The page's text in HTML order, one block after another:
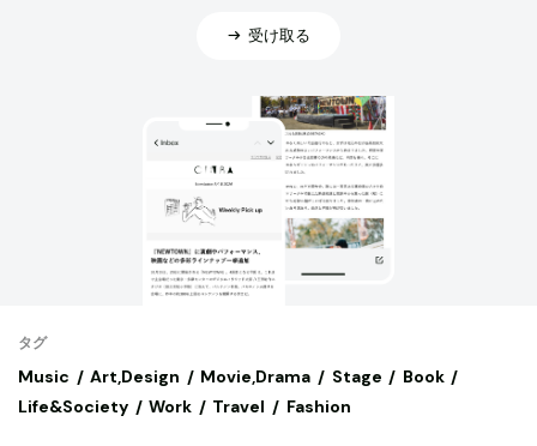
受け取る
タグ
Music Art,Design Movie,Drama Stage
Book
Life&Society
Work Travel Fashion